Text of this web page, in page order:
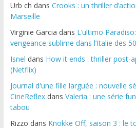
Urb ch dans Crooks : un thriller
Marseille
Virginie Garcia dans L’ultimo
vengeance sublime dans l’Italie des
Isnel dans How it ends : thriller post-
(Netflix)
Journal d'une fille larguée : nouvelle
CineReflexdans Valeria : une série
tabou
Rizzo dans Knokke Off, saison 3 : le